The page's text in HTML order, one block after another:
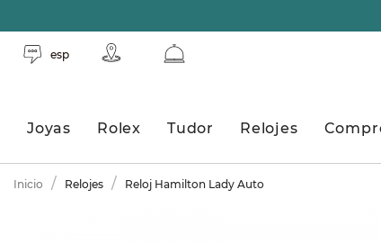
esp
Joyas Rolex Tudor Relojes
Inicio Relojes Reloj Hamilton Lady Auto